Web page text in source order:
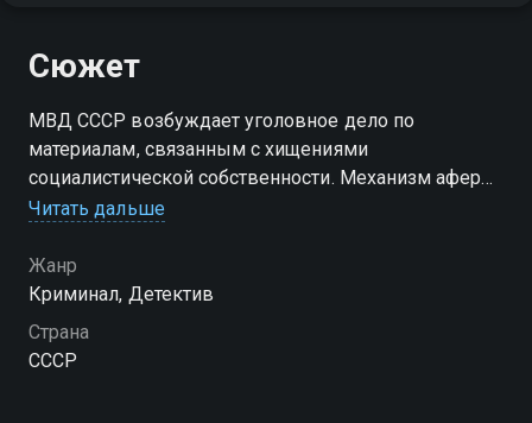
Сюжет
МВД СССР возбуждает уголовное дело по
материалам, связанным с хищениями
социалистической собственности. Механизм аферы
был разработан главой преступной группировки -
Посмотреть онлайн 1 сезон сериала Профессия —
следователь вы можете совершенно бесплатно в
хорошем HD качестве на Смотрёшке
Читать дальше
Жанр
Криминал, Детектив
Страна
СССР